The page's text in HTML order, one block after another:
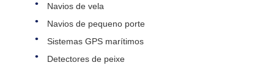
Navios de vela
Navios de pequeno porte
Sistemas GPS marítimos
Detectores de peixe